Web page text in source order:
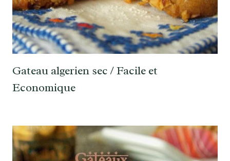
Gateau algerien sec / Facile et
Economique